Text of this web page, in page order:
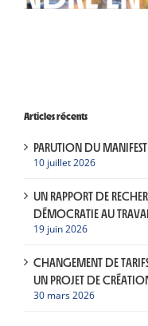
Articles récents
PARUTION DU
10 juillet 2026
UN RAPPORT DE
DÉMOCRATIE AU
19 juin 2026
CHANGEMENT DE
UN PROJET DE
30 mars 2026